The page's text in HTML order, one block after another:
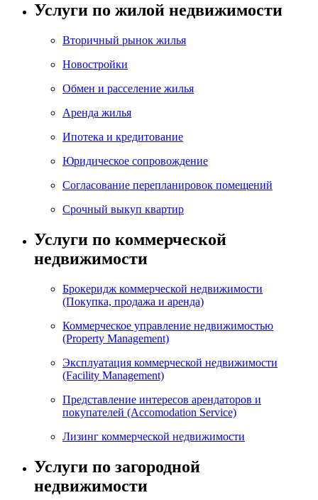
Услуги по жилой недвижимости
Вторичный рынок жилья
Новостройки
Обмен и расселение жилья
Аренда жилья
Ипотека и кредитование
Юридическое сопровождение
Согласование перепланировок помещений
Срочный выкуп квартир
Услуги по коммерческой
недвижимости
Брокеридж коммерческой недвижимости
(Покупка, продажа и аренда)
Коммерческое управление недвижимостью
(Property Management)
Эксплуатация коммерческой недвижимости
(Facility Management)
Представление интересов арендаторов и
покупателей (Accomodation Service)
Лизинг коммерческой недвижимости
Услуги по загородной
недвижимости